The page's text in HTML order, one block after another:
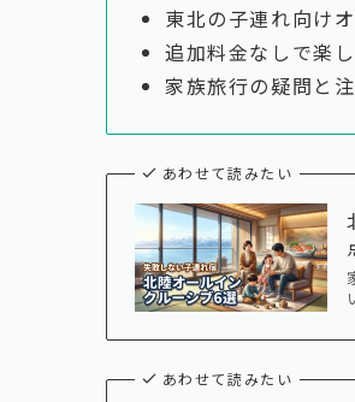
東北の子連れ向け
追加料金なしで楽
家族旅行の疑問と
あわせて読みたい
あわせて読みたい